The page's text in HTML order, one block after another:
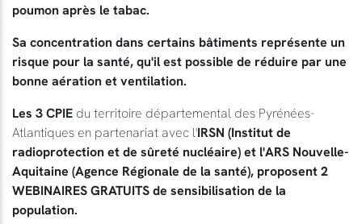
poumon après le tabac.
Sa concentration dans certains bâtiments représente un
risque pour la santé, qu'il est possible de réduire par une
bonne aération et ventilation.
Les 3 CPIE du territoire départemental des Pyrénées-
Atlantiques en partenariat avec l'IRSN (Institut de
radioprotection et de sûreté nucléaire) et l'ARS Nouvelle-
Aquitaine (Agence Régionale de la santé), proposent 2
WEBINAIRES GRATUITS de sensibilisation de la
population.